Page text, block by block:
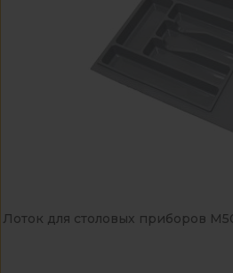
Лоток для столовых приборов